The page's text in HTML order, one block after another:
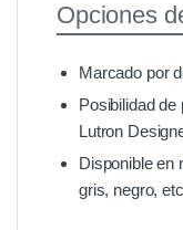
Opciones
Marcado por
Posibilidad
Lutron
Disponible en
gris, negro,